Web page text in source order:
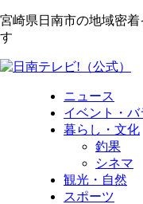
宮崎県日南市の地域密
す
ニュース
イベント・バ
暮らし・文化
釣果
シネマ
観光・自然
スポーツ